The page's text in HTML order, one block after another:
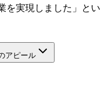
を実現しました」とい
アピール